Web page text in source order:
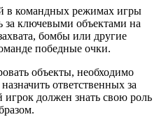
в командных режимах игры
за ключевыми объектами на
бомбы или другие
победные очки.
объекты, необходимо
ответственных за
должен знать свою роль